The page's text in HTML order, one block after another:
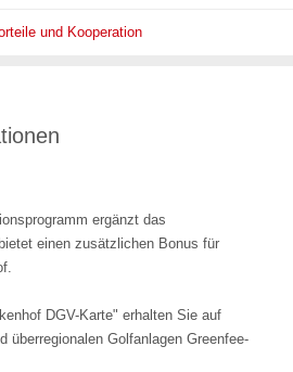
und Kooperation
ergänzt das
einen zusätzlichen Bonus für
DGV-Karte" erhalten Sie auf
überregionalen Golfanlagen Greenfee-